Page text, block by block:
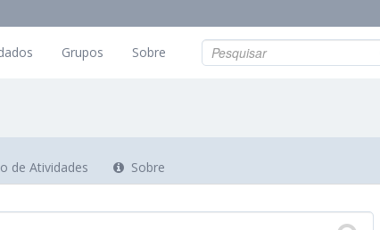
Grupos Sobre
de Atividades Sobre